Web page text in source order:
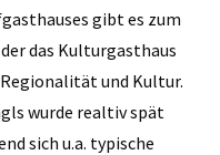
gibt es zum
das Kulturgasthaus
und Kultur.
wurde realtiv spät
sich u.a. typische